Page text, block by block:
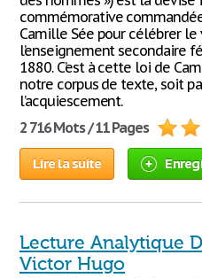
commémorative
Camille Sée pour célébrer
l’enseignement secondaire
1880. C’est à cette loi de
notre corpus de texte, soit
l’acquiescement.
2 716 Mots / 11 Pages
Lire la suite
Lecture Analytique
Victor Hugo